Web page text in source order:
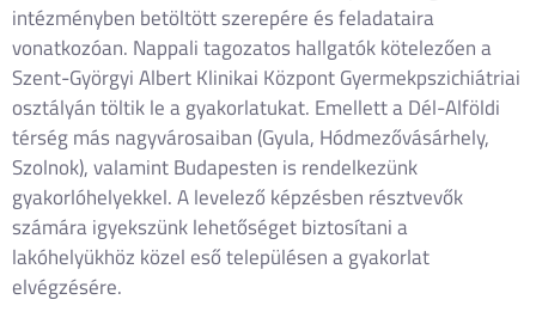
intézményben betöltött szerepére és feladataira
vonatkozóan. Nappali tagozatos hallgatók kötelezően a
Szent-Györgyi Albert Klinikai Központ Gyermekpszichiátriai
osztályán töltik le a gyakorlatukat. Emellett a Dél-Alföldi
térség más nagyvárosaiban (Gyula, Hódmezővásárhely,
Szolnok), valamint Budapesten is rendelkezünk
gyakorlóhelyekkel. A levelező képzésben résztvevők
számára igyekszünk lehetőséget biztosítani a
lakóhelyükhöz közel eső településen a gyakorlat
elvégzésére.